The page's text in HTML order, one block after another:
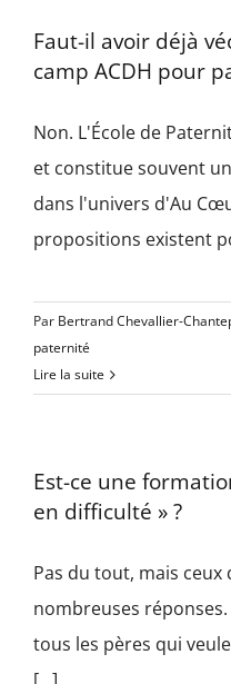
Faut-il avoir déjà
camp ACDH pour
Non. L'École de
et constitue souvent
dans l'univers d'Au
propositions existent
Par Bertrand Chevallier-
paternité
Lire la suite
Est-ce une
en difficulté » ?
Pas du tout, mais
nombreuses
tous les pères qui